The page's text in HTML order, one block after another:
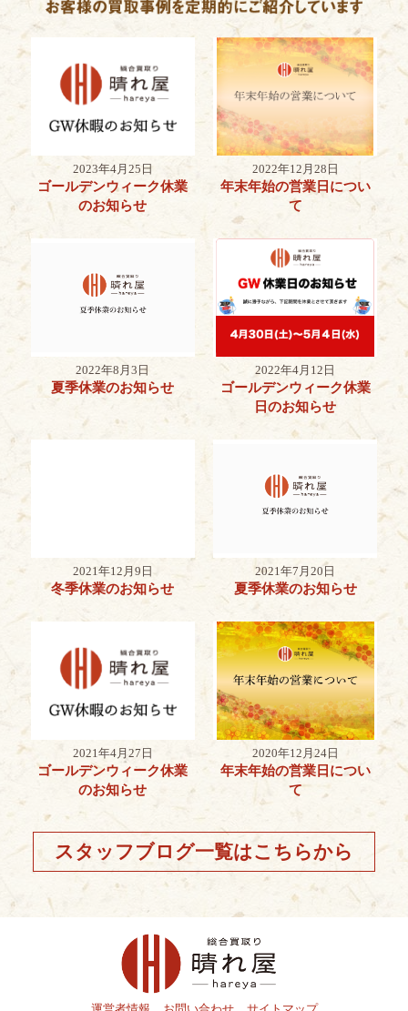
2023年4月25日
ゴールデンウィーク休業
のお知らせ
2022年12月28日
年末年始の営業日につい
て
2022年8月3日
夏季休業のお知らせ
2022年4月12日
ゴールデンウィーク休業
日のお知らせ
2021年12月9日
冬季休業のお知らせ
2021年7月20日
夏季休業のお知らせ
2021年4月27日
ゴールデンウィーク休業
のお知らせ
2020年12月24日
年末年始の営業日につい
て
スタッフブログ一覧はこちらから